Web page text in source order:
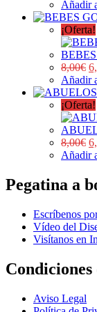
Añadir
¡Oferta!
8,00€
Añadir
¡Oferta!
8,00€
Añadir
Pegatina a
Escríbenos
Vídeo del
Visítanos en
Aviso Legal